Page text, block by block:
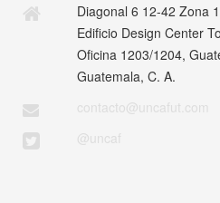
Diagonal 6 12-42 Zona
Edificio Design Center
Oficina 1203/1204,
Guatemala, C. A.
contacto@uncafut.com
@uncaf